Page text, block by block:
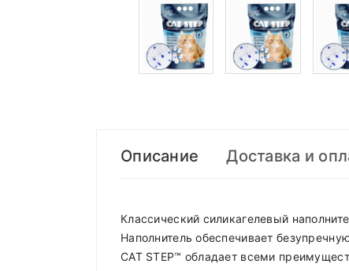
Описание Доставка и
Классический силикагелевый
Наполнитель обеспечивает
CAT STEP™ обладает всеми